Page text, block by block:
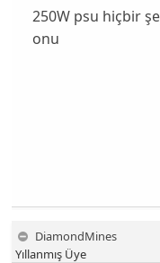
250W psu hiçbir
onu
DiamondMines
Yıllanmış Üye